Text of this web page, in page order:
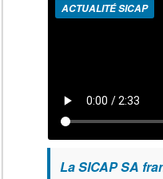
ACTUALITÉ SICAP
La SICAP SA